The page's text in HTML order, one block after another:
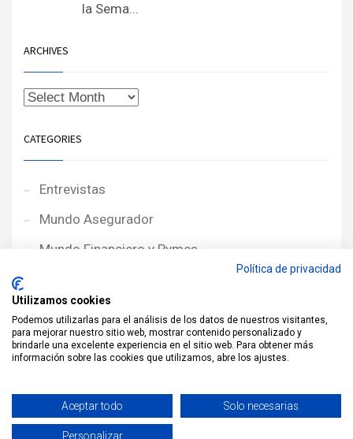
la Sema...
ARCHIVES
CATEGORIES
Entrevistas
Mundo Asegurador
Mundo Financiero y Pymes
Noticias NewcorRED
Protagonistas
Sin categoría
Política de privacidad
Utilizamos cookies
Podemos utilizarlas para el análisis de los datos de nuestros visitantes,
para mejorar nuestro sitio web, mostrar contenido personalizado y
brindarle una excelente experiencia en el sitio web. Para obtener más
información sobre las cookies que utilizamos, abre los ajustes.
Aceptar todo Solo necesarias
Personalizar